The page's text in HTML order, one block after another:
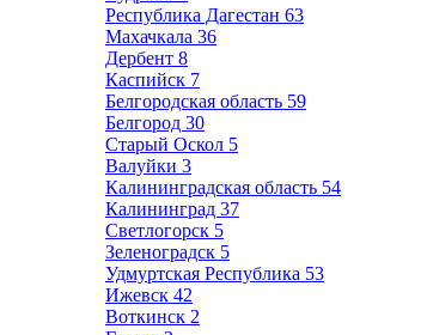
Республика Дагестан 63
Махачкала 36
Дербент 8
Каспийск 7
Белгородская область 59
Белгород 30
Старый Оскол 5
Валуйки 3
Калининградская область 54
Калининград 37
Светлогорск 5
Зеленоградск 5
Удмуртская Республика 53
Ижевск 42
Воткинск 2